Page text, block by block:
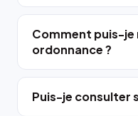
Comment puis-je
ordonnance ?
Puis-je consulter